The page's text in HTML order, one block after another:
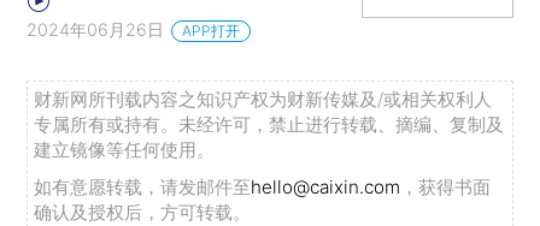
2024年06月26日 APP打开
财新网所刊载内容之知识产权为财新传媒及/或相关权利人
专属所有或持有。未经许可，禁止进行转载、摘编、复制及
建立镜像等任何使用。
如有意愿转载，请发邮件至hello@caixin.com ，获得书面
确认及授权后，方可转载。